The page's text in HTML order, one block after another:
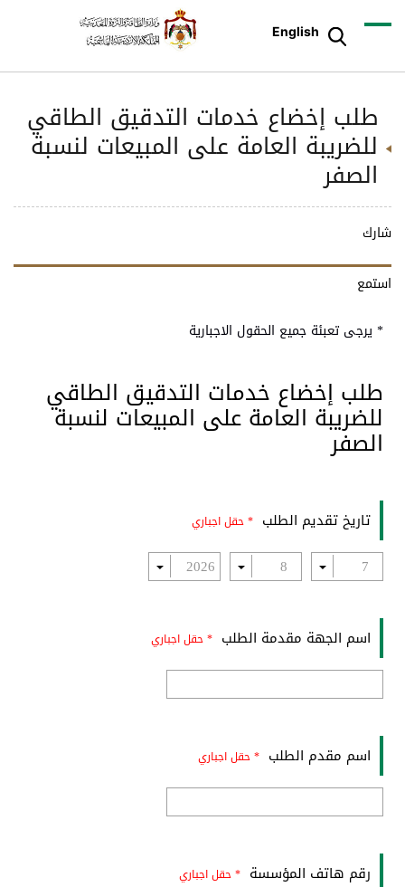
English
طلب إخضاع خدمات التدقيق الطاقي
للضريبة العامة على المبيعات لنسبة
الصفر
شارك
استمع
* يرجى تعبئة جميع الحقول الاجبارية
طلب إخضاع خدمات التدقيق الطاقي
للضريبة العامة على المبيعات لنسبة
الصفر
تاريخ تقديم الطلب * حقل اجباري
اسم الجهة مقدمة الطلب * حقل اجباري
اسم مقدم الطلب * حقل اجباري
رقم هاتف المؤسسة * حقل اجباري